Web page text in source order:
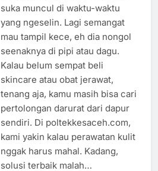
suka muncul di waktu-waktu
yang ngeselin. Lagi semangat
mau tampil kece, eh dia nongol
seenaknya di pipi atau dagu.
Kalau belum sempat beli
skincare atau obat jerawat,
tenang aja, kamu masih bisa cari
pertolongan darurat dari dapur
sendiri. Di poltekkesaceh.com,
kami yakin kalau perawatan kulit
nggak harus mahal. Kadang,
solusi terbaik malah…